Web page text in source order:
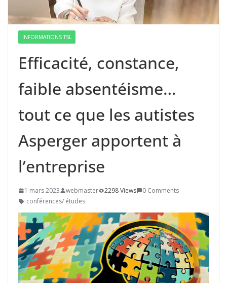
INFORMATIONS TSL
Efficacité, constance,
faible absentéisme…
tout ce que les autistes
Asperger apportent à
l’entreprise
1 mars 2023 webmaster 2298 Views
0 Comments
conférences/ études